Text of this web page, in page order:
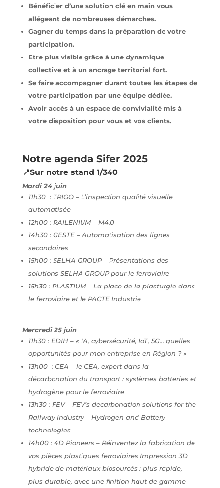
Bénéficier d’une solution clé en main vous
allégeant de nombreuses démarches.
Gagner du temps dans la préparation de votre
participation.
Etre plus visible grâce à une dynamique
collective et à un ancrage territorial fort.
Se faire accompagner durant toutes les étapes de
votre participation par une équipe dédiée.
Avoir accès à un espace de convivialité mis à
votre disposition pour vous et vos clients.
Notre agenda Sifer 2025
📍Sur notre stand 1/340
Mardi 24 juin
11h30 : TRIGO – L’inspection qualité visuelle
automatisée
12h00 : RAILENIUM – M4.0
14h30 : GESTE – Automatisation des lignes
secondaires
15h00 : SELHA GROUP – Présentations des
solutions SELHA GROUP pour le ferroviaire
15h30 : PLASTIUM – La place de la plasturgie dans
le ferroviaire et le PACTE Industrie
Mercredi 25 juin
11h30 : EDIH – « IA, cybersécurité, IoT, 5G… quelles
opportunités pour mon entreprise en Région ? »
13h00 : CEA – le CEA, expert dans la
décarbonation du transport : systèmes batteries et
hydrogène pour le ferroviaire
13h30 : FEV – FEV’s decarbonation solutions for the
Railway industry – Hydrogen and Battery
technologies
14h00 : 4D Pioneers – Réinventez la fabrication de
vos pièces plastiques ferroviaires Impression 3D
hybride de matériaux biosourcés : plus rapide,
plus durable, avec une finition haut de gamme